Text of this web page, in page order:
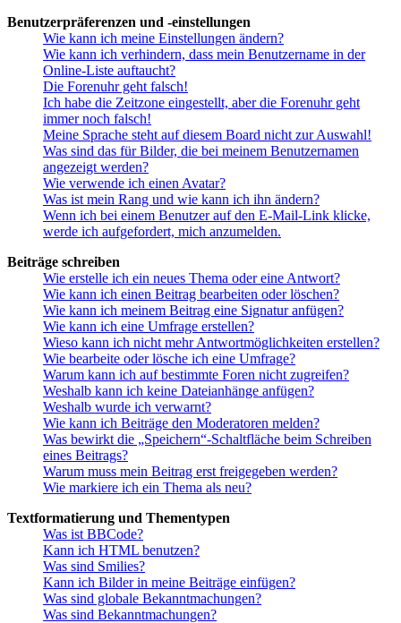
Benutzerpräferenzen und -einstellungen
Wie kann ich meine Einstellungen ändern?
Wie kann ich verhindern, dass mein Benutzername in der
Online-Liste auftaucht?
Die Forenuhr geht falsch!
Ich habe die Zeitzone eingestellt, aber die Forenuhr geht
immer noch falsch!
Meine Sprache steht auf diesem Board nicht zur Auswahl!
Was sind das für Bilder, die bei meinem Benutzernamen
angezeigt werden?
Wie verwende ich einen Avatar?
Was ist mein Rang und wie kann ich ihn ändern?
Wenn ich bei einem Benutzer auf den E-Mail-Link klicke,
werde ich aufgefordert, mich anzumelden.
Beiträge schreiben
Wie erstelle ich ein neues Thema oder eine Antwort?
Wie kann ich einen Beitrag bearbeiten oder löschen?
Wie kann ich meinem Beitrag eine Signatur anfügen?
Wie kann ich eine Umfrage erstellen?
Wieso kann ich nicht mehr Antwortmöglichkeiten erstellen?
Wie bearbeite oder lösche ich eine Umfrage?
Warum kann ich auf bestimmte Foren nicht zugreifen?
Weshalb kann ich keine Dateianhänge anfügen?
Weshalb wurde ich verwarnt?
Wie kann ich Beiträge den Moderatoren melden?
Was bewirkt die „Speichern“-Schaltfläche beim Schreiben
eines Beitrags?
Warum muss mein Beitrag erst freigegeben werden?
Wie markiere ich ein Thema als neu?
Textformatierung und Thementypen
Was ist BBCode?
Kann ich HTML benutzen?
Was sind Smilies?
Kann ich Bilder in meine Beiträge einfügen?
Was sind globale Bekanntmachungen?
Was sind Bekanntmachungen?